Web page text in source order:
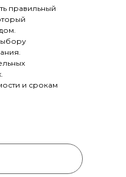
правильный
и срокам